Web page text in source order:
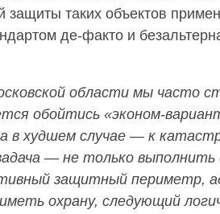
таких объектов
де-факто и
области мы часто
обойтись «эконом-
худшем случае — к
— не только
защитный периметр,
иметь охрану, следующий